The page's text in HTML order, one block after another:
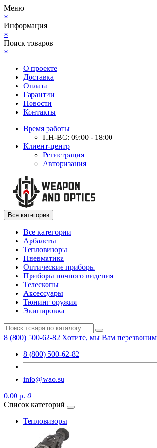
Меню
×
Информация
×
Поиск товаров
×
О проекте
Доставка
Оплата
Гарантии
Новости
Контакты
Время работы
ПН-ВС: 09:00 - 18:00
Клиент-центр
Регистрация
Авторизация
Все категории
Все категории
Арбалеты
Тепловизоры
Пневматика
Оптические приборы
Приборы ночного видения
Телескопы
Аксессуары
Тюнинг оружия
Экипировка
8 (800) 500-62-82 Хотите, мы Вам
8 (800) 500-62-82
info@wao.su
0.00 р. 0
Список категорий
Тепловизоры